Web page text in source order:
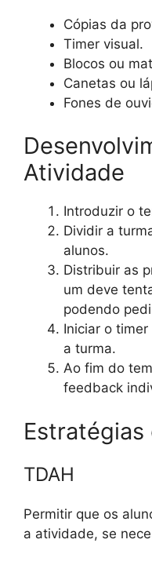
Cópias da
Timer visual.
Blocos ou
Canetas ou
Fones de
Atividade
Introduzir o
Dividir a
alunos.
Distribuir as
um deve
podendo
Iniciar o
a turma.
Ao fim do
feedback
Estratégias
TDAH
Permitir que os
a atividade, se